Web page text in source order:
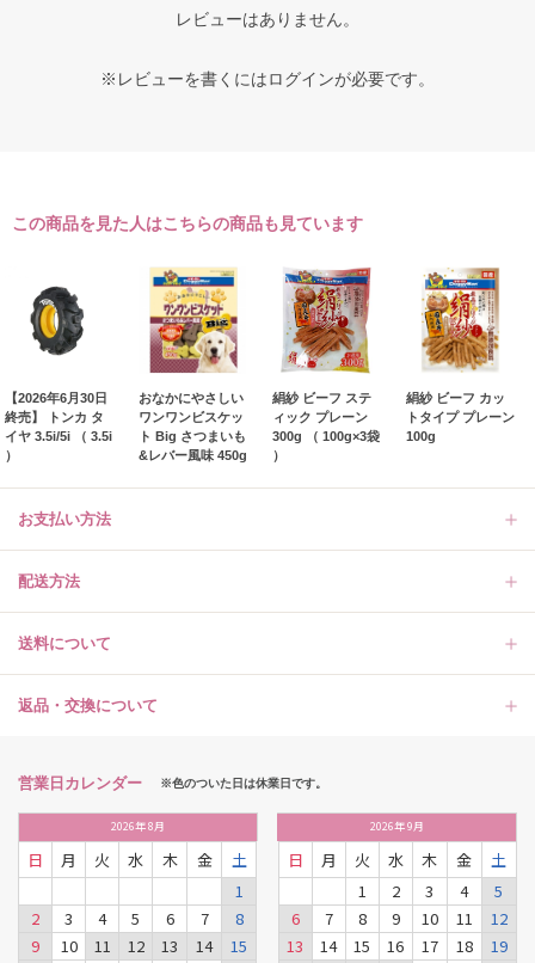
レビューはありません。
※レビューを書くにはログインが必要です。
この商品を見た人はこちらの商品も見ています
【2026年6月30日
終売】 トンカ タ
イヤ 3.5i/5i （ 3.5i
）
おなかにやさしい
ワンワンビスケッ
ト Big さつまいも
&レバー風味 450g
絹紗 ビーフ ステ
ィック プレーン
300g （ 100g×3袋
）
絹紗 ビーフ カッ
トタイプ プレーン
100g
お支払い方法
配送方法
送料について
返品・交換について
営業日カレンダー ※色のついた日は休業日です。
2026年8月
日 月 火 水 木 金
土
1
2
3 4 5 6 7
8
9
10 11 12 13 14
15
2026年9月
日 月 火 水 木 金
土
1
2 3 4
5
6
7 8 9 10 11
12
13
14 15 16 17 18
19